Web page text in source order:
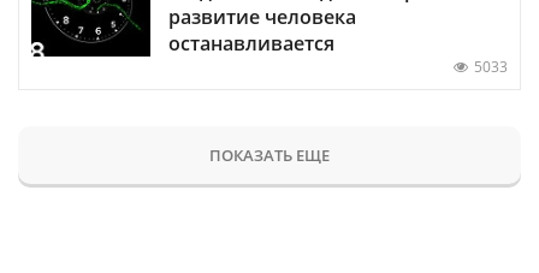
развитие человека
останавливается
5033
ПОКАЗАТЬ ЕЩЕ